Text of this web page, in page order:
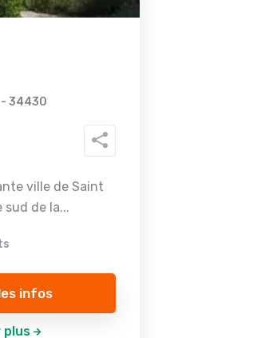
34430
ville de Saint
sud de la...
infos
plus